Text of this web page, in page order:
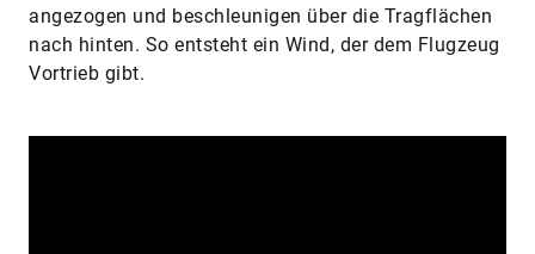
angezogen und beschleunigen über die Tragflächen
nach hinten. So entsteht ein Wind, der dem Flugzeug
Vortrieb gibt.